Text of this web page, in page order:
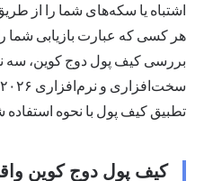
اشتباه یا سکه‌های شما را از
هر کسی که عبارت بازیابی شما
بررسی کیف پول دوج کوین، سه
تطبیق کیف پول با نحوه
کیف پول دوج کوین